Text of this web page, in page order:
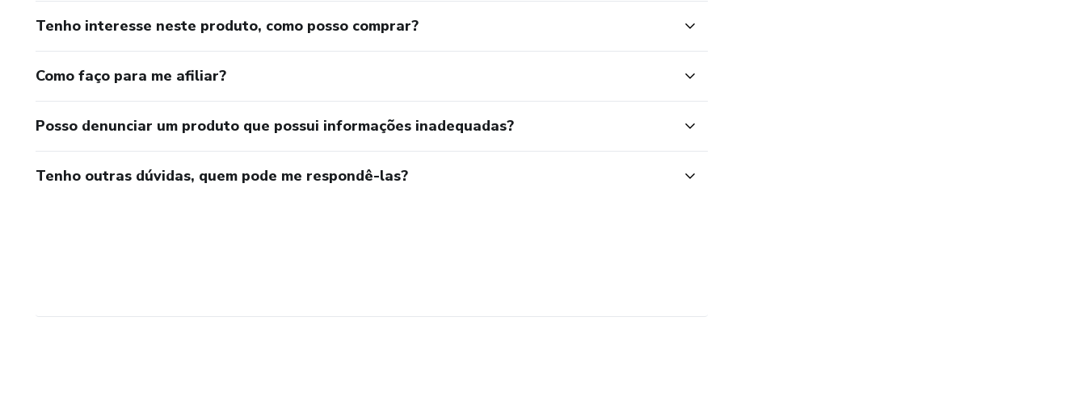
Tenho interesse neste produto, como posso comprar?
Como faço para me afiliar?
Posso denunciar um produto que possui informações inadequadas?
Tenho outras dúvidas, quem pode me respondê-las?